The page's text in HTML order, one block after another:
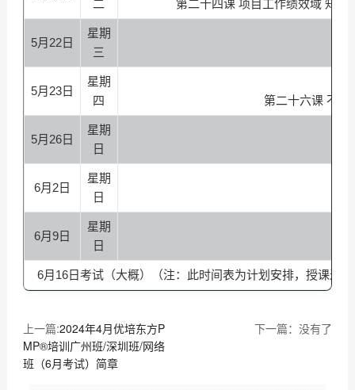
二
第二十四课 项目工作绩效域 知
5月22日
星期
三
5月23日
星期
四
第二十六课 不
5月26日
星期
日
6月2日
星期
日
6月9日
星期
日
6月16日考试（大概）（注：此时间表为计划安排，授课进
上一篇:2024年4月优培东方P
MP®培训广州班/深圳班/网络
班（6月考试）简章
下一篇：没有了